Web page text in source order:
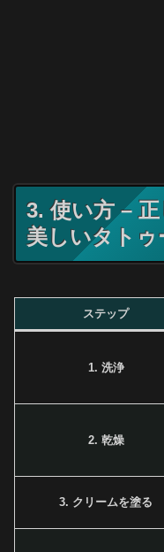
3. 使い方 –
美しいタトゥ
ステップ
1. 洗浄
2. 乾燥
3. クリームを塗る